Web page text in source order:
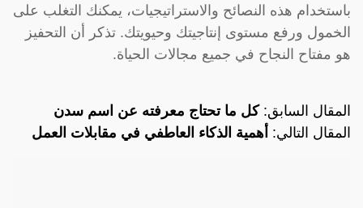
باستخدام هذه النصائح والاستراتيجيات، يمكنك التغلب على
الخمول ورفع مستوى إنتاجيتك وحيويتك. تذكر أن التحفيز
هو مفتاح النجاح في جميع مجالات الحياة.
المقال السابق:كل ما تحتاج معرفته عن اسم سدن
المقال التالي: أهمية الذكاء العاطفي في مقابلات العمل